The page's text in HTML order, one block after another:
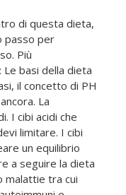
di questa dieta,
passo per
Più
basi della dieta
il concetto di PH
La
I cibi acidi che
limitare. I cibi
un equilibrio
a seguire la dieta
malattie tra cui